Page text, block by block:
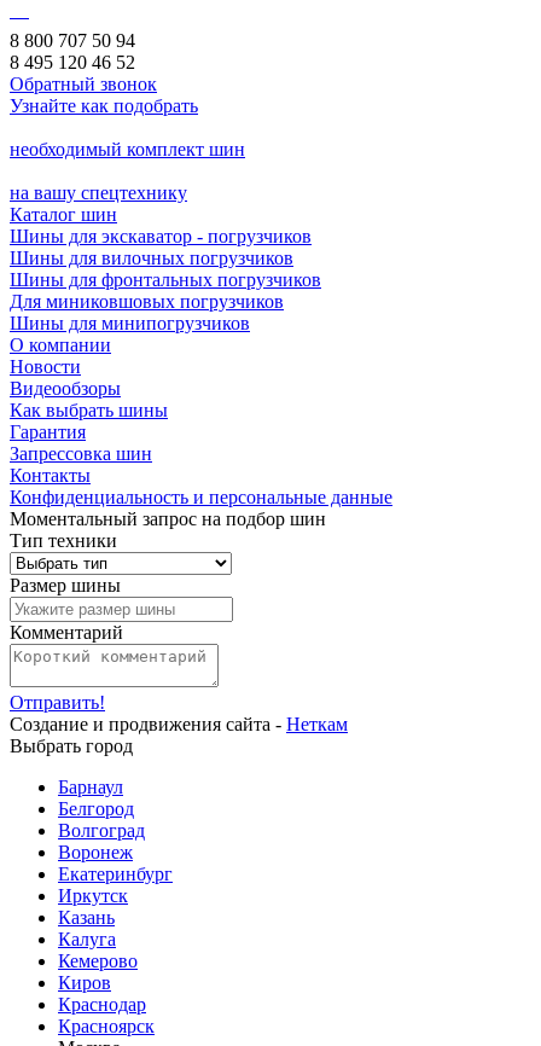
8 800 707 50 94
8 495 120 46 52
Обратный звонок
Узнайте как подобрать
необходимый комплект шин
на вашу спецтехнику
Каталог шин
Шины для экскаватор - погрузчиков
Шины для вилочных погрузчиков
Шины для фронтальных погрузчиков
Для миниковшовых погрузчиков
Шины для минипогрузчиков
О компании
Новости
Видеообзоры
Как выбрать шины
Гарантия
Запрессовка шин
Контакты
Конфиденциальность и персональные данные
Моментальный запрос на подбор шин
Тип техники
Размер шины
Комментарий
Отправить!
Создание и продвижения сайта - Неткам
Выбрать город
Барнаул
Белгород
Волгоград
Воронеж
Екатеринбург
Иркутск
Казань
Калуга
Кемерово
Киров
Краснодар
Красноярск